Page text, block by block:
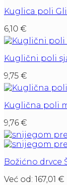
Kuglica poli
6,10 €
Kuglični poli
9,75 €
Kuglična poli
9,76 €
Božićno drvce
Već od: 167,01 €